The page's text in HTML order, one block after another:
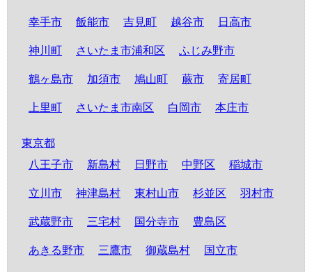
幸手市 飯能市 吉見町 越谷市 日高市
神川町 さいたま市浦和区 ふじみ野市
鶴ヶ島市 加須市 鳩山町 蕨市 寄居町
上里町 さいたま市南区 白岡市 本庄市
東京都
八王子市
新島村 日野市 中野区 稲城市
立川市 神津島村 東村山市 杉並区 羽村市
武蔵野市 三宅村 国分寺市 豊島区
あきる野市 三鷹市 御蔵島村 国立市